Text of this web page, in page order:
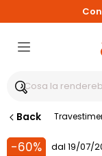
Back
-60% dal 19/07/